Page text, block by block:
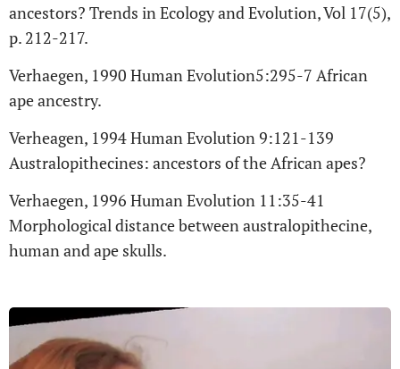
ancestors? Trends in Ecology and Evolution, Vol 17(5),
p. 212-217.
Verhaegen, 1990 Human Evolution5:295-7 African
ape ancestry.
Verheagen, 1994 Human Evolution 9:121-139
Australopithecines: ancestors of the African apes?
Verhaegen, 1996 Human Evolution 11:35-41
Morphological distance between australopithecine,
human and ape skulls.